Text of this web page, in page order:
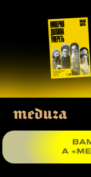
материалам